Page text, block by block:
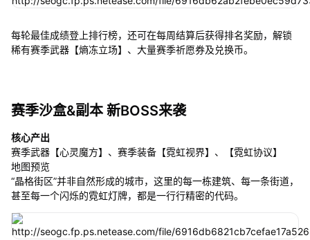
每轮最佳成绩登上排行榜，还可在每周结算后获得排名奖励，解锁
稀有赛季武器【熵冻立场】、大量赛季祈愿券及兑换币。
赛季沙盒&副本 新BOSS来袭
核心产出
赛季武器【心灵魔方】、赛季装备【霓虹视界】、【霓虹协议】
地图预览
“晶格街区”并非自然形成的城市，这里的每一栋建筑、每一条街道，
甚至每一个闪烁的霓虹灯牌，都是一行行精密的代码。